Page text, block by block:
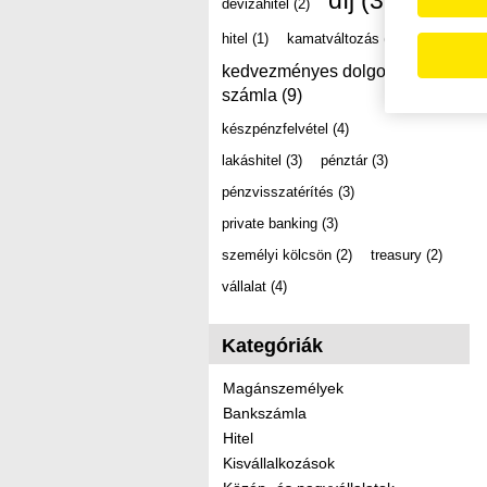
devizahitel (2)
hitel (1) kamatváltozás (2)
kedvezményes dolgozói
számla (9)
készpénzfelvétel (4)
lakáshitel (3) pénztár (3)
pénzvisszatérítés (3)
private banking (3)
személyi kölcsön (2) treasury (2)
vállalat (4)
Kategóriák
Magánszemélyek
Bankszámla
Hitel
Kisvállalkozások